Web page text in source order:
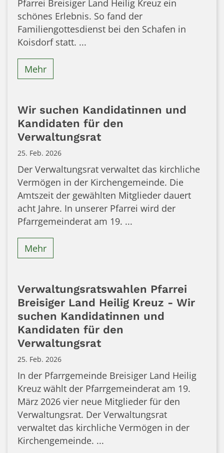
Pfarrei Breisiger Land Heilig Kreuz ein
schönes Erlebnis. So fand der
Familiengottesdienst bei den Schafen in
Koisdorf statt. ...
Mehr
Wir suchen Kandidatinnen und
Kandidaten für den
Verwaltungsrat
25. Feb. 2026
Der Verwaltungsrat verwaltet das kirchliche
Vermögen in der Kirchengemeinde. Die
Amtszeit der gewählten Mitglieder dauert
acht Jahre. In unserer Pfarrei wird der
Pfarrgemeinderat am 19. ...
Mehr
Verwaltungsratswahlen Pfarrei
Breisiger Land Heilig Kreuz - Wir
suchen Kandidatinnen und
Kandidaten für den
Verwaltungsrat
25. Feb. 2026
In der Pfarrgemeinde Breisiger Land Heilig
Kreuz wählt der Pfarrgemeinderat am 19.
März 2026 vier neue Mitglieder für den
Verwaltungsrat. Der Verwaltungsrat
verwaltet das kirchliche Vermögen in der
Kirchengemeinde. ...